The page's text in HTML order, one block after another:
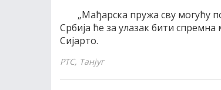
„Мађарска пружа сву могућу
Србија ће за улазак бити спремна
Сијарто.
РТС, Танјуг